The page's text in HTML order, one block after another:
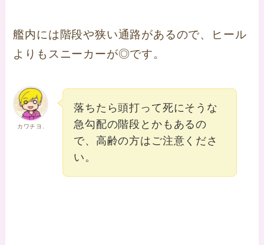
艦内には階段や狭い通路があるので、ヒール
よりもスニーカーが◎です。
カワチヨ.
落ちたら頭打って死にそうな
急勾配の階段とかもあるの
で、高齢の方はご注意くださ
い。